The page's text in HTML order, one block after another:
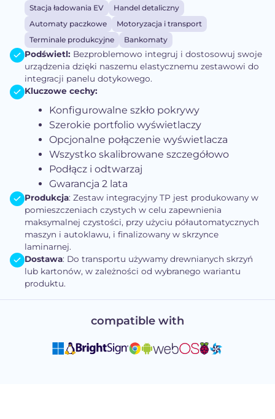
Stacja ładowania EV
Handel detaliczny
Automaty paczkowe
Motoryzacja i transport
Terminale produkcyjne
Bankomaty
Podświetl: Bezproblemowo integruj i dostosowuj swoje
urządzenia dzięki naszemu elastycznemu zestawowi do
integracji panelu dotykowego.
Kluczowe cechy:
Konfigurowalne szkło pokrywy
Szerokie portfolio wyświetlaczy
Opcjonalne połączenie wyświetlacza
Wszystko skalibrowane szczegółowo
Podłącz i odtwarzaj
Gwarancja 2 lata
Produkcja: Zestaw integracyjny TP jest produkowany w
pomieszczeniach czystych w celu zapewnienia
maksymalnej czystości, przy użyciu półautomatycznych
maszyn i autoklawu, i finalizowany w skrzynce
laminarnej.
Dostawa: Do transportu używamy drewnianych skrzyń
lub kartonów, w zależności od wybranego wariantu
produktu.
compatible with